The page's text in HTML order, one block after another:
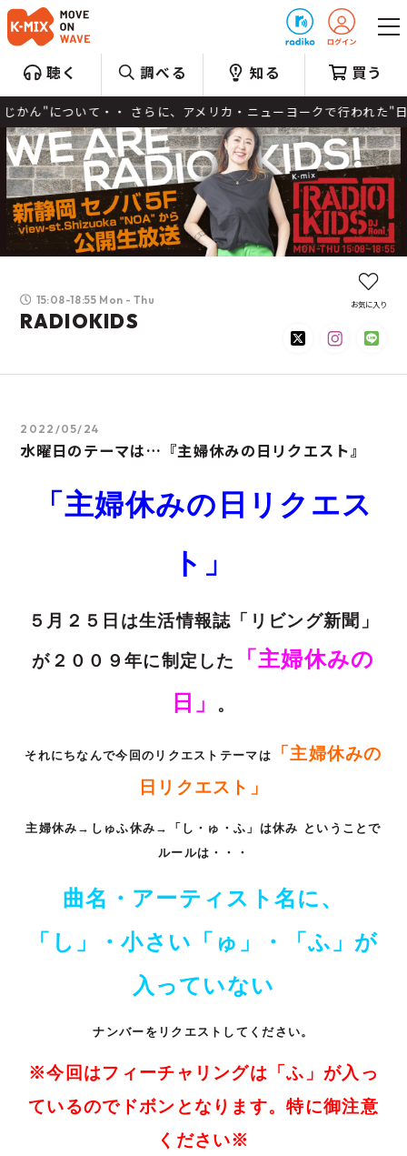
聴く 調べる 知る 買う
いて・・ さらに、アメリカ・ニューヨークで行われた"日本
15:08-18:55 Mon - Thu
RADIOKIDS
お気に入り
2022/05/24
水曜日のテーマは…『主婦休みの日リクエスト』
「主婦休みの日リクエス
ト」
５月２５日は生活情報誌「リビング新聞」
が２００９年に制定した
「主婦休みの
日」
。
それにちなんで今回のリクエストテーマは
「主婦休みの
日リクエスト」
主婦休み → しゅふ休み → 「し・ゅ・ふ」は休み ということで
ルールは・・・
曲名・アーティスト名に、
「し」・小さい「ゅ」・「ふ」が
入っていない
ナンバーをリクエストしてください。
※今回はフィーチャリングは「ふ」が入っ
ているのでドボンとなります。特に御注意
ください※